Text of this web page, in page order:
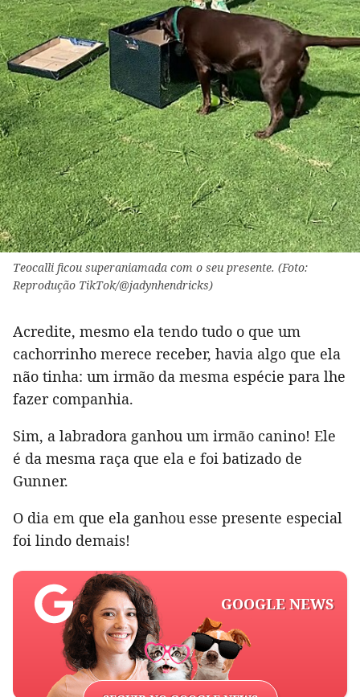
Teocalli ficou superaniamada com o seu presente. (Foto:
Reprodução TikTok/@jadynhendricks)
Acredite, mesmo ela tendo tudo o que um
cachorrinho merece receber, havia algo que ela
não tinha: um irmão da mesma espécie para lhe
fazer companhia.
Sim, a labradora ganhou um irmão canino! Ele
é da mesma raça que ela e foi batizado de
Gunner.
O dia em que ela ganhou esse presente especial
foi lindo demais!
GOOGLE NEWS